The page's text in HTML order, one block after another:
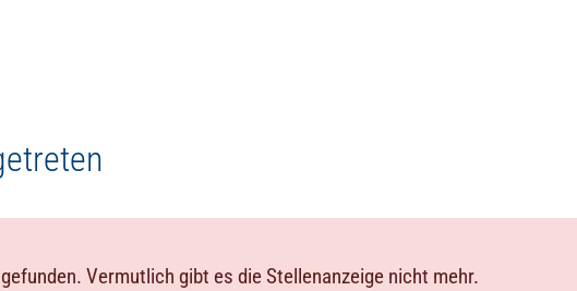
Vermutlich gibt es die Stellenanzeige nicht mehr.